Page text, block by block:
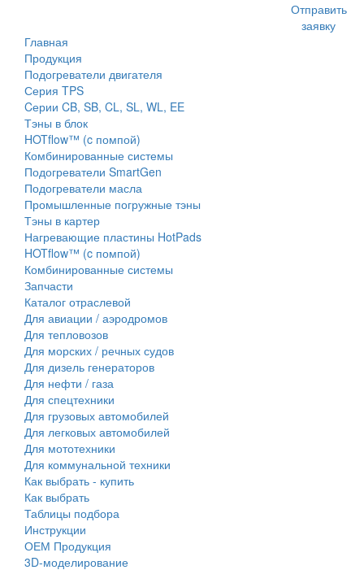
Отправить
заявку
Главная
Продукция
Подогреватели двигателя
Серия TPS
Cерии CB, SB, CL, SL, WL, EE
Тэны в блок
HOTflow™ (c помпой)
Комбинированные системы
Подогреватели SmartGen
Подогреватели масла
Промышленные погружные тэны
Тэны в картер
Нагревающие пластины HotPads
HOTflow™ (c помпой)
Комбинированные системы
Запчасти
Каталог отраслевой
Для авиации / аэродромов
Для тепловозов
Для морских / речных судов
Для дизель генераторов
Для нефти / газа
Для спецтехники
Для грузовых автомобилей
Для легковых автомобилей
Для мототехники
Для коммунальной техники
Как выбрать - купить
Как выбрать
Таблицы подбора
Инструкции
ОЕМ Продукция
3D-моделирование